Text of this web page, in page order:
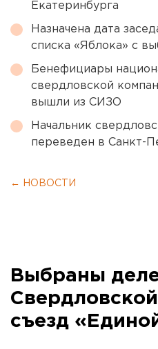
Екатеринбурга
Назначена дата
списка «Яблока» с
Бенефициары
свердловской
вышли из СИЗО
Начальник
переведен в Санкт-
← НОВОСТИ
Выбраны
съезд